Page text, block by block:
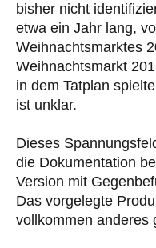
bisher nicht
etwa ein Jahr lang,
Weihnachtsmarktes
Weihnachtsmarkt
in dem Tatplan
ist unklar.
Dieses
die Dokumentation
Version mit
Das vorgelegte
vollkommen anderes